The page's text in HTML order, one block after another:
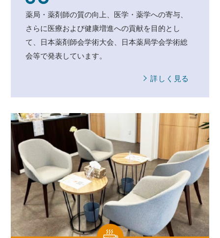
薬局・薬剤師の質の向上、医学・薬学への寄与、
さらに医療および健康増進への貢献を目的とし
て、日本薬剤師会学術大会、日本薬局学会学術総
会等で発表しています。
詳しく見る